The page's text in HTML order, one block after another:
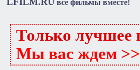
все фильмы вместе!
Только лучшее
Мы вас ждем >>